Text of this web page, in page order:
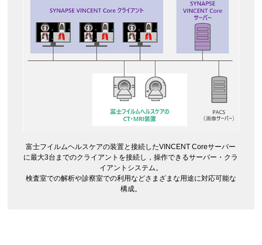
富士フイルムヘルスケアの装置と接続したVINCENT Coreサーバー
に最大3台までのクライアントを接続し，操作できるサーバー・クラ
イアントシステム。
検査室での解析や診察室での利用などさまざまな用途に対応可能な
構成。